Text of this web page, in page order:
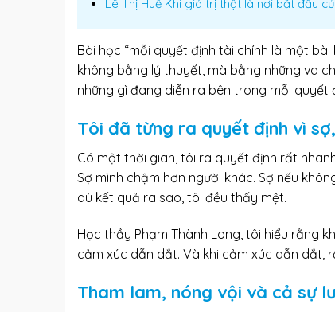
Lê Thị Huế Khi giá trị thật là nơi bắt đầu
Bài học “mỗi quyết định tài chính là một
không bằng lý thuyết, mà bằng những va
những gì đang diễn ra bên trong mỗi quyết
Tôi đã từng ra quyết định vì
Có một thời gian, tôi ra quyết định rất
Sợ mình chậm hơn người khác. Sợ nếu
dù kết quả ra sao, tôi đều thấy mệt.
Học thầy Phạm Thành Long, tôi hiểu rằng
cảm xúc dẫn dắt. Và khi cảm xúc dẫn dắt,
Tham lam, nóng vội và cả sự